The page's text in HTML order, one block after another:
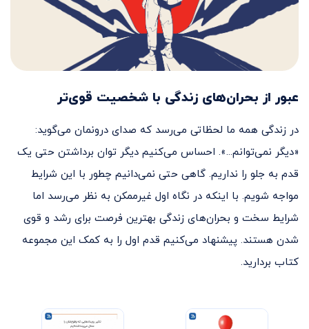
عبور از بحران‌های زندگی با شخصیت قوی‌تر
در زندگی همه ما لحظاتی می‌رسد که صدای درونمان می‌گوید:‌
«دیگر نمی‌توانم...». احساس می‌کنیم دیگر توان برداشتن حتی یک
قدم به جلو را نداریم. گاهی حتی نمی‌دانیم چطور با این شرایط
مواجه شویم. با اینکه در نگاه اول غیر‌ممکن به نظر می‌رسد اما
شرایط سخت و بحران‌های زندگی بهترین فرصت برای رشد و قوی
شدن هستند. پیشنهاد می‌کنیم قدم اول را به کمک این مجموعه
کتاب بردارید.